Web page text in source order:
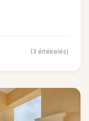
(3 értékelés)